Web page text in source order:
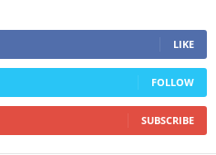
LIKE
FOLLOW
SUBSCRIBE